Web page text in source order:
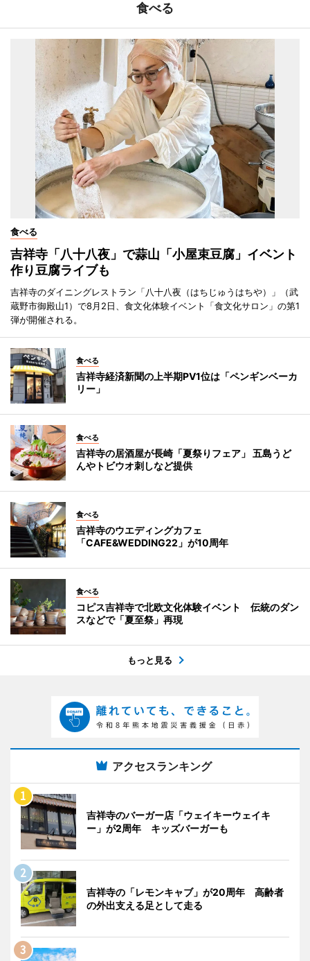
食べる
食べる
吉祥寺「八十八夜」で蒜山「小屋束豆腐」イベント
作り豆腐ライブも
吉祥寺のダイニングレストラン「八十八夜（はちじゅうはちや）」（武
蔵野市御殿山1）で8月2日、食文化体験イベント「食文化サロン」の第1
弾が開催される。
食べる
吉祥寺経済新聞の上半期PV1位は「ペンギンベーカ
リー」
食べる
吉祥寺の居酒屋が長崎「夏祭りフェア」 五島うど
んやトビウオ刺しなど提供
食べる
吉祥寺のウエディングカフェ
「CAFE&WEDDING22」が10周年
食べる
コピス吉祥寺で北欧文化体験イベント 伝統のダン
スなどで「夏至祭」再現
もっと見る
アクセスランキング
吉祥寺のバーガー店「ウェイキーウェイキ
ー」が2周年 キッズバーガーも
吉祥寺の「レモンキャブ」が20周年 高齢者
の外出支える足として走る